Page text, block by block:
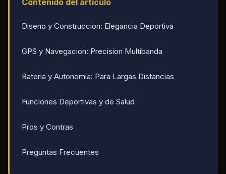
Contenido del articulo
Diseno y Construccion: Elegancia Deportiva
GPS y Navegacion: Precision Multibanda
Bateria y Autonomia: Para Largas Distancias
Funciones Deportivas y de Salud
Pros y Contras
Preguntas Frecuentes